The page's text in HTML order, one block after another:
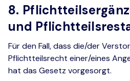
8.
und
Für den Fall, dass die/der
Pflichtteilsrecht einer/eines
hat das Gesetz vorgesorgt.